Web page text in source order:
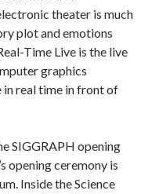
theater is much
plot and emotions
Time Live is the live
graphics
real time in front of
SIGGRAPH opening
opening ceremony is
Inside the Science